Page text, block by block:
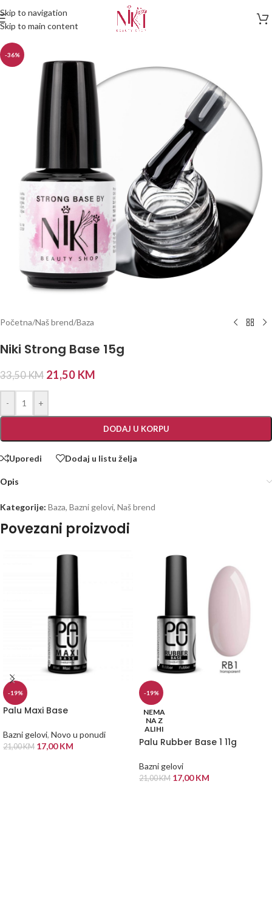
Skip to navigation
Skip to main content
-36%
Početna/Naš brend/Baza
Niki Strong Base 15g
33,50KM 21,50 KM
- +
DODAJ U KORPU
Uporedi Dodaj u listu želja
Opis
Kategorije: Baza, Bazni gelovi, Naš brend
Povezani proizvodi
-19%
Palu Maxi Base
Bazni gelovi, Novo u ponudi
21,00KM 17,00KM
-19%
NEMA
NA Z
ALIHI
Palu Rubber Base 1 11g
Bazni gelovi
21,00KM 17,00KM